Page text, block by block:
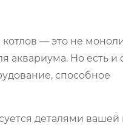
— это не
аквариума. Но есть и
способное
деталями вашей